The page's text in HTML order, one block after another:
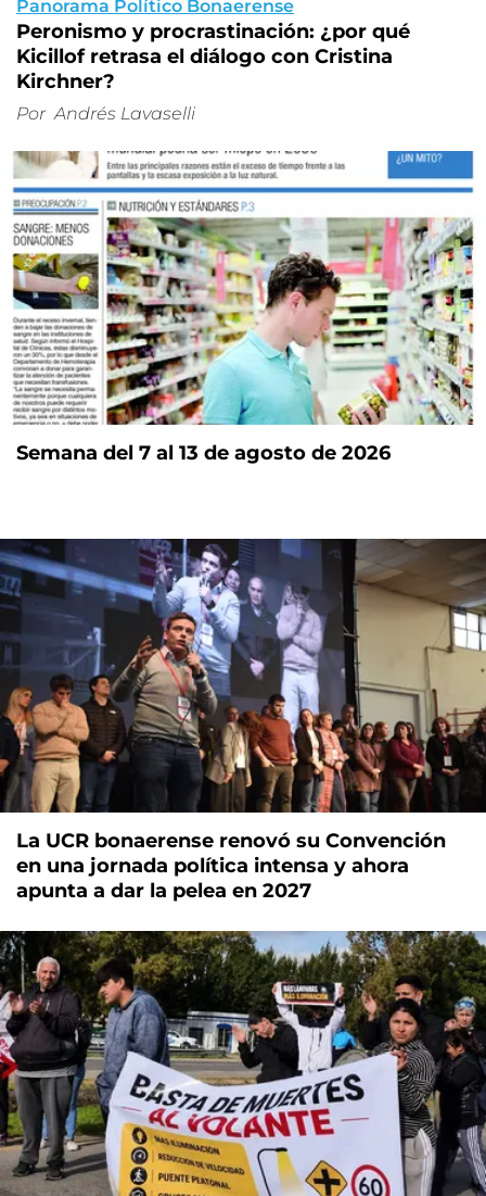
Panorama Político Bonaerense
Peronismo y procrastinación: ¿por qué
Kicillof retrasa el diálogo con Cristina
Kirchner?
Por Andrés Lavaselli
Semana del 7 al 13 de agosto de 2026
La UCR bonaerense renovó su Convención
en una jornada política intensa y ahora
apunta a dar la pelea en 2027